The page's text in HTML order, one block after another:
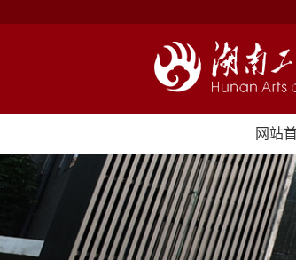
网站